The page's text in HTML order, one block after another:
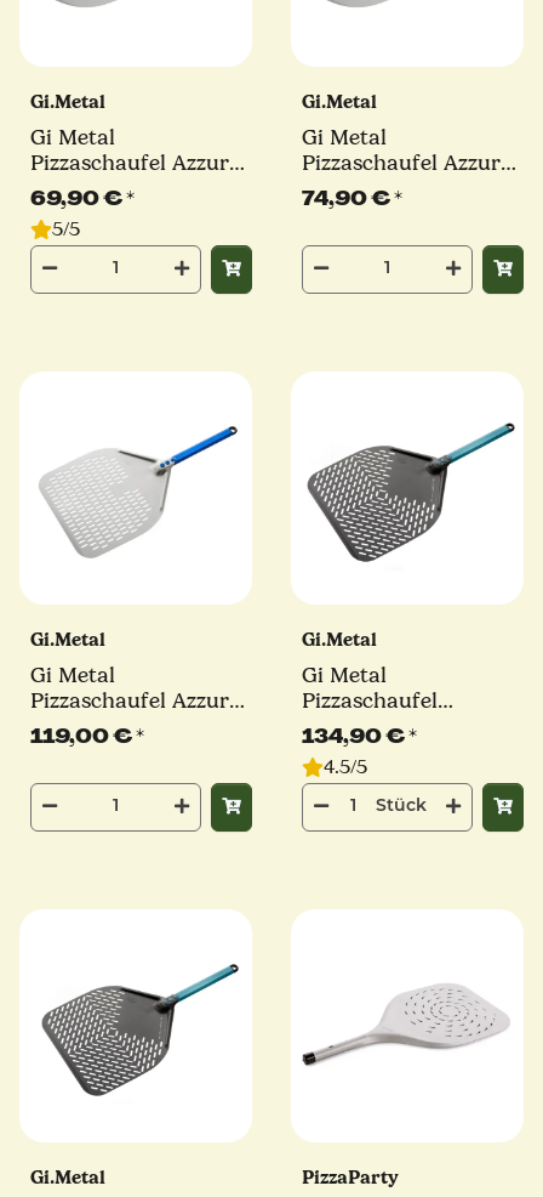
Gi.Metal
Gi Metal
Pizzaschaufel Azzurra
| Ø 33 cm | Stiel 30
cm | rund
69,90 €*
5/5
Gi.Metal
Gi Metal
Pizzaschaufel Azzurra
| Ø 36 cm | Stiel 30
cm | rund
74,90 €*
Gi.Metal
Gi Metal
Pizzaschaufel Azzurra
| Ø 36 cm | Stiel 30
cm | eckig
119,00 €*
Gi.Metal
Gi Metal
Pizzaschaufel
Evoluzione | Ø 33 cm |
Stiel 30 cm | eckig
134,90 €*
4.5/5
Stück
Gi.Metal PizzaParty